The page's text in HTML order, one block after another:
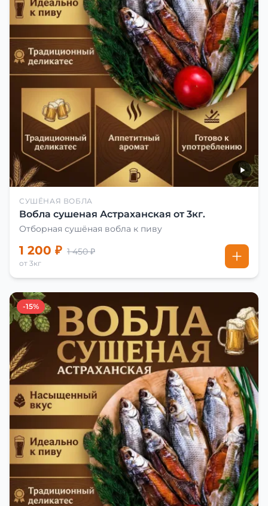
СУШЁНАЯ ВОБЛА
Вобла сушеная Астраханская от 3кг.
Отборная сушёная вобла к пиву
1 200 ₽ 1 450 ₽
от 3кг
-15%